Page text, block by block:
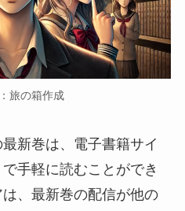
旅の箱作成
新巻は、電子書籍サイ
手軽に読むことができ
、最新巻の配信が他の